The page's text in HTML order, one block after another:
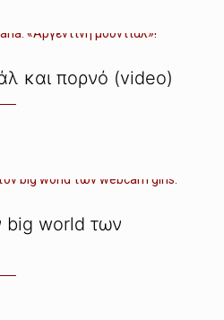
και πορνό (video)
big world των